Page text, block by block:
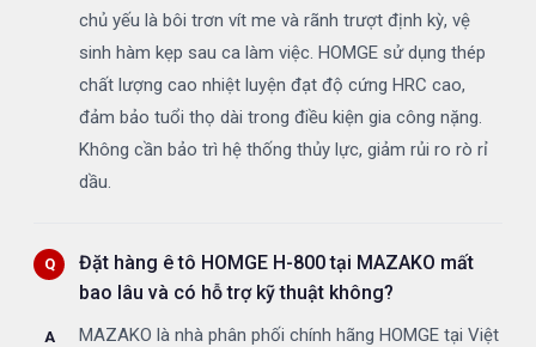
chủ yếu là bôi trơn vít me và rãnh trượt định kỳ, vệ
sinh hàm kẹp sau ca làm việc. HOMGE sử dụng thép
chất lượng cao nhiệt luyện đạt độ cứng HRC cao,
đảm bảo tuổi thọ dài trong điều kiện gia công nặng.
Không cần bảo trì hệ thống thủy lực, giảm rủi ro rò rỉ
dầu.
Đặt hàng ê tô HOMGE H-800 tại MAZAKO mất
bao lâu và có hỗ trợ kỹ thuật không?
MAZAKO là nhà phân phối chính hãng HOMGE tại Việt